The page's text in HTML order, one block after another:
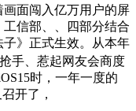
面闯入亿万用户的屏
信部、、四部分结合
》正式生效。从本年
手、惹起网友会商度
时，一年一度的
开了，